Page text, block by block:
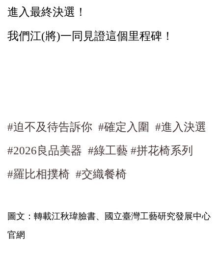
進入最終決選！
​我們江(將)一同見證這個里程碑！
#迫不及待告訴你 #確定入圍
#進入決選
#2026良品美器 #綠工藝 #拼花椅系列
#羅比相撲椅 #交織餐椅
圖文：轉載江秋瑋臉書、國立臺灣工藝研究發展中心
官網